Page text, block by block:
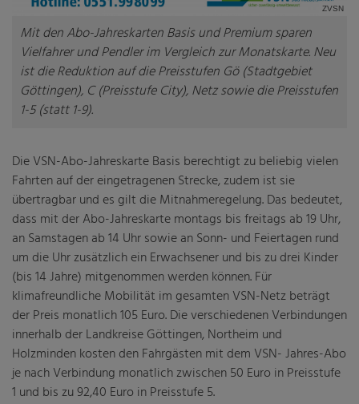
Fahrgastbeirat
Gesetze
Nahverkehrsplan
Veröffentlichungen
ZVSN
Mit den Abo-Jahreskarten Basis und Premium sparen
Vielfahrer und Pendler im Vergleich zur Monatskarte. Neu
ist die Reduktion auf die Preisstufen Gö (Stadtgebiet
Göttingen), C (Preisstufe City), Netz sowie die Preisstufen
1-5 (statt 1-9).
Die VSN-Abo-Jahreskarte Basis berechtigt zu beliebig vielen
Fahrten auf der eingetragenen Strecke, zudem ist sie
übertragbar und es gilt die Mitnahmeregelung. Das bedeutet,
dass mit der Abo-Jahreskarte montags bis freitags ab 19 Uhr,
an Samstagen ab 14 Uhr sowie an Sonn- und Feiertagen rund
um die Uhr zusätzlich ein Erwachsener und bis zu drei Kinder
(bis 14 Jahre) mitgenommen werden können. Für
klimafreundliche Mobilität im gesamten VSN-Netz beträgt
der Preis monatlich 105 Euro. Die verschiedenen Verbindungen
innerhalb der Landkreise Göttingen, Northeim und
Holzminden kosten den Fahrgästen mit dem VSN- Jahres-Abo
je nach Verbindung monatlich zwischen 50 Euro in Preisstufe
1 und bis zu 92,40 Euro in Preisstufe 5.